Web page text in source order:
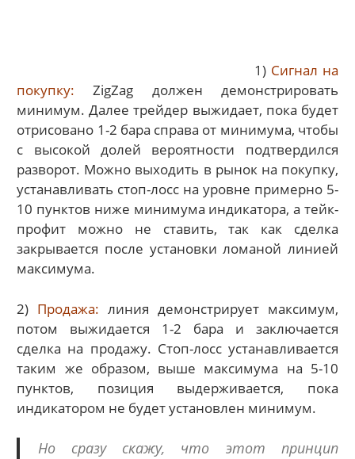
1) Сигнал на
покупку: ZigZag должен демонстрировать
минимум. Далее трейдер выжидает, пока будет
отрисовано 1-2 бара справа от минимума, чтобы
с высокой долей вероятности подтвердился
разворот. Можно выходить в рынок на покупку,
устанавливать стоп-лосс на уровне примерно 5-
10 пунктов ниже минимума индикатора, а тейк-
профит можно не ставить, так как сделка
закрывается после установки ломаной линией
максимума.
2) Продажа: линия демонстрирует максимум,
потом выжидается 1-2 бара и заключается
сделка на продажу. Стоп-лосс устанавливается
таким же образом, выше максимума на 5-10
пунктов, позиция выдерживается, пока
индикатором не будет установлен минимум.
Но сразу скажу, что этот принцип